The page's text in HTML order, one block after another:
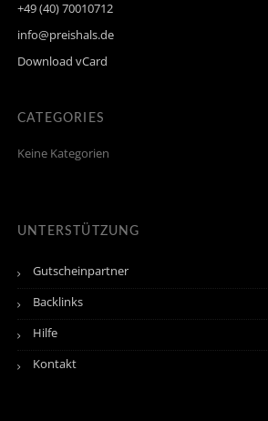
+49 (40) 70010712
info@preishals.de
Download vCard
CATEGORIES
Keine Kategorien
UNTERSTÜTZUNG
Gutscheinpartner
Backlinks
Hilfe
Kontakt